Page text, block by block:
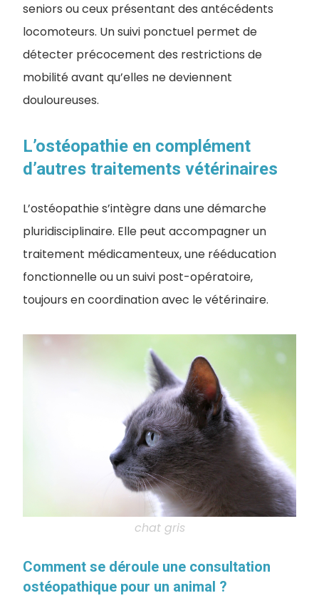
seniors ou ceux présentant des antécédents
locomoteurs. Un suivi ponctuel permet de
détecter précocement des restrictions de
mobilité avant qu’elles ne deviennent
douloureuses.
L’ostéopathie en complément
d’autres traitements vétérinaires
L’ostéopathie s’intègre dans une démarche
pluridisciplinaire. Elle peut accompagner un
traitement médicamenteux, une rééducation
fonctionnelle ou un suivi post-opératoire,
toujours en coordination avec le vétérinaire.
chat gris
Comment se déroule une consultation
ostéopathique pour un animal ?